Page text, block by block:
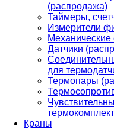
(распродажа)
Таймеры,
Измерители
Механические
Датчики
для
Термопары
Краны